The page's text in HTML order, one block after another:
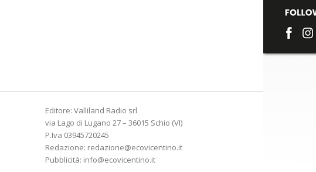
Editore: Valliland Radio srl
via Lago di Lugano 27 – 36015 Schio (VI)
P.Iva 03945720245
Redazione: redazione@ecovicentino.it
Pubblicità: info@ecovicentino.it